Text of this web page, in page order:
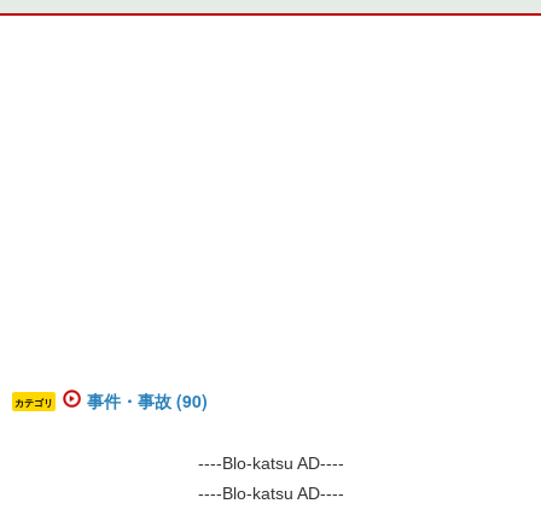
カテゴリ 事件・事故 (90)
----Blo-katsu AD----
----Blo-katsu AD----